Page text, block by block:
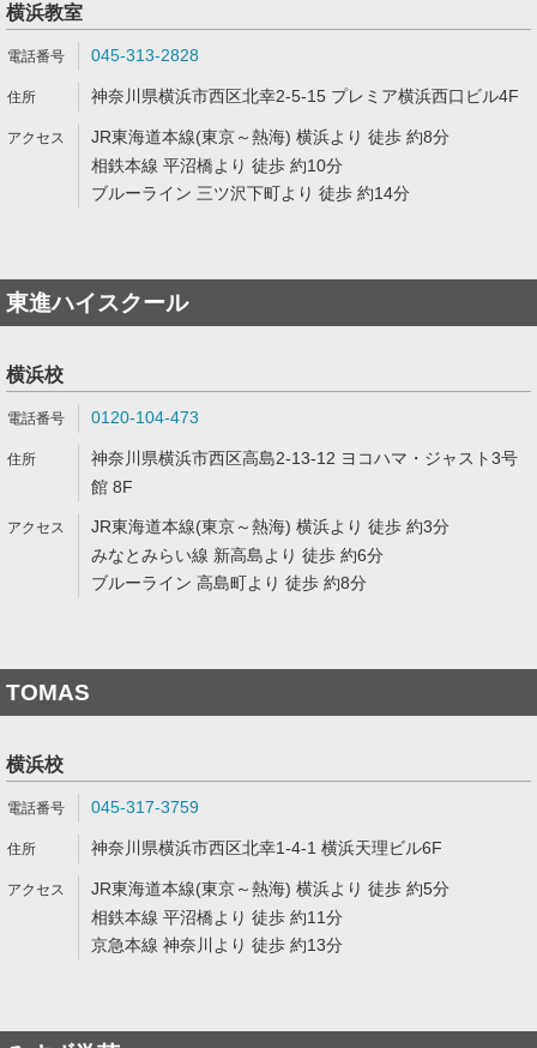
横浜教室
045-313-2828
神奈川県横浜市西区北幸2-5-15 プレミア横浜西口ビル4F
JR東海道本線(東京～熱海) 横浜より 徒歩 約8分
相鉄本線 平沼橋より 徒歩 約10分
ブルーライン 三ツ沢下町より 徒歩 約14分
東進ハイスクール
横浜校
0120-104-473
神奈川県横浜市西区高島2-13-12 ヨコハマ・ジャスト3号
館 8F
JR東海道本線(東京～熱海) 横浜より 徒歩 約3分
みなとみらい線 新高島より 徒歩 約6分
ブルーライン 高島町より 徒歩 約8分
TOMAS
横浜校
045-317-3759
神奈川県横浜市西区北幸1-4-1 横浜天理ビル6F
JR東海道本線(東京～熱海) 横浜より 徒歩 約5分
相鉄本線 平沼橋より 徒歩 約11分
京急本線 神奈川より 徒歩 約13分